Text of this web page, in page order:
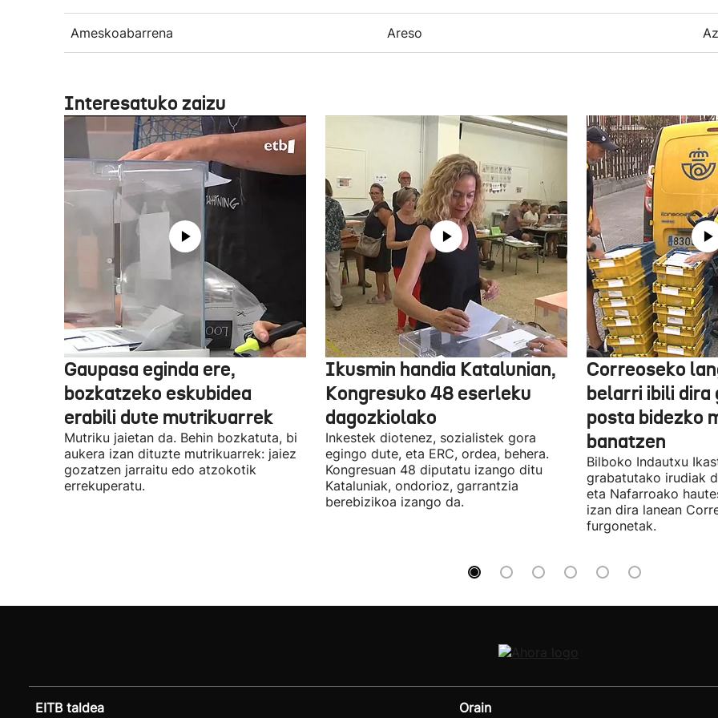
Ameskoabarrena Areso
Interesatuko zaizu
Gaupasa eginda ere,
bozkatzeko eskubidea
erabili dute mutrikuarrek
Mutriku jaietan da. Behin bozkatuta, bi
aukera izan dituzte mutrikuarrek: jaiez
gozatzen jarraitu edo atzokotik
errekuperatu.
Ikusmin handia Katalunian,
Kongresuko 48 eserleku
dagozkiolako
Inkestek diotenez, sozialistek gora
egingo dute, eta ERC, ordea, behera.
Kongresuan 48 diputatu izango ditu
Kataluniak, ondorioz, garrantzia
berebizikoa izango da.
Correoseko
belarri ibili dira
posta bidezko
banatzen
Bilboko Indautxu
grabatutako irudiak
eta Nafarroako
izan dira lanean
furgonetak.
EITB taldea Orain